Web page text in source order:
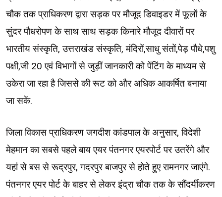
चौक तक प्राधिकरण द्वारा सड़क पर मौजूद डिवाइडर में फूलों के
सुंदर पौधरोपण के साथ साथ सड़क किनारे मौजूद दीवारों पर
भारतीय संस्कृति, उत्तराखंड संस्कृति, मंदिरों,साधु संतों,पेड़ पौधे,पशु
पक्षी,जी 20 एवं विभागों से जुड़ीं जानकारी को पेंटिंग के माध्यम से
उकेरा जा रहा है जिससे की रूट को और अधिक आकर्षित बनाया
जा सकें.
जिला विकास प्राधिकरण जगदीश कांडपाल के अनुसार, विदेशी
मेहमान का सबसे पहले बाय एयर पंतनगर एयरपोर्ट पर उतरेंगे और
यहां से बस से रूद्रपुर, गदरपुर बाजपुर से होते हुए रामनगर जाएंगे.
पंतनगर एयर पोर्ट के बाहर से लेकर इंद्रा चौक तक के सौंदर्यीकरण